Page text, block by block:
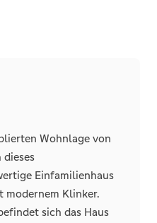
3
2
1
Wohnlage von
Einfamilienhaus
modernem Klinker.
sich das Haus